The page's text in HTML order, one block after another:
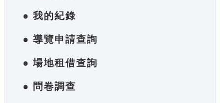
● 我的紀錄
● 導覽申請查詢
● 場地租借查詢
● 問卷調查